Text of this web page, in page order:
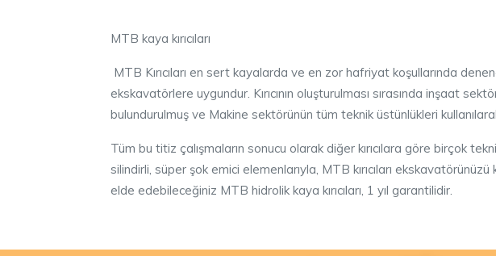
MTB kaya kırıcıları
MTB Kırıcıları en sert kayalarda ve en zor hafriyat koşullarında
ekskavatörlere uygundur. Kırıcının oluşturulması sırasında inşaat
bulundurulmuş ve Makine sektörünün tüm teknik üstünlükleri
Tüm bu titiz çalışmaların sonucu olarak diğer kırıcılara göre birçok
silindirli, süper şok emici elemenlarıyla, MTB kırıcıları
elde edebileceğiniz MTB hidrolik kaya kırıcıları, 1 yıl garantilidir.